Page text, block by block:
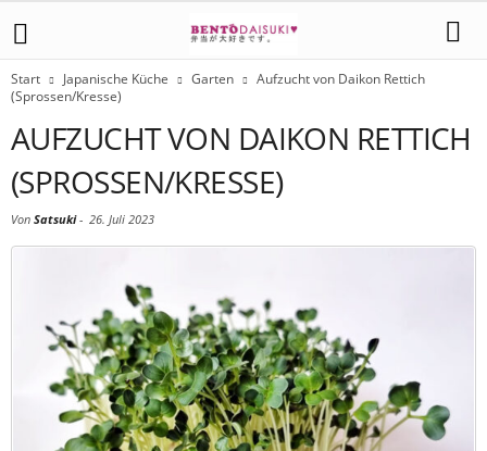
Start Japanische Küche Garten
Aufzucht von Daikon Rettich
(Sprossen/Kresse)
AUFZUCHT VON DAIKON RETTICH
(SPROSSEN/KRESSE)
Von Satsuki- 26. Juli 2023